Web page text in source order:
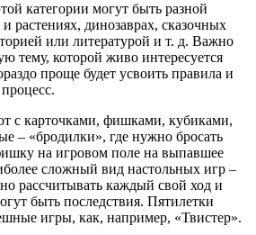
категории могут быть разной
растениях, динозаврах, сказочных
или литературой и т. д. Важно
тему, которой живо интересуется
проще будет усвоить правила и
с карточками, фишками, кубиками,
– «бродилки», где нужно бросать
на игровом поле на выпавшее
сложный вид настольных игр –
рассчитывать каждый свой ход и
быть последствия. Пятилетки
игры, как, например, «Твистер».